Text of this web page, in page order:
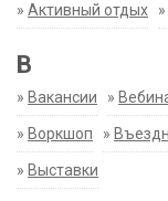
» Активный отдых »
В
» Вакансии »
» Воркшоп »
» Выставки